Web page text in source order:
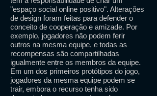
"espaço social online positivo". Alterações
de design foram feitas para defender o
conceito de cooperação e amizade. Por
exemplo, jogadores não podem ferir
outros na mesma equipe, e todas as
recompensas são compartilhadas
igualmente entre os membros da equipe.
Em um dos primeiros protótipos do jogo,
jogadores da mesma equipe podem se
trair, embora o recurso tenha sido